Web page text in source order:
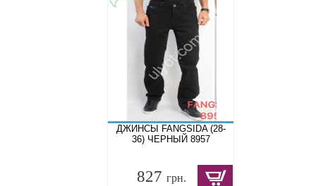
ДЖИНСЫ FANGSIDA (28-
36) ЧЕРНЫЙ 8957
827 грн.